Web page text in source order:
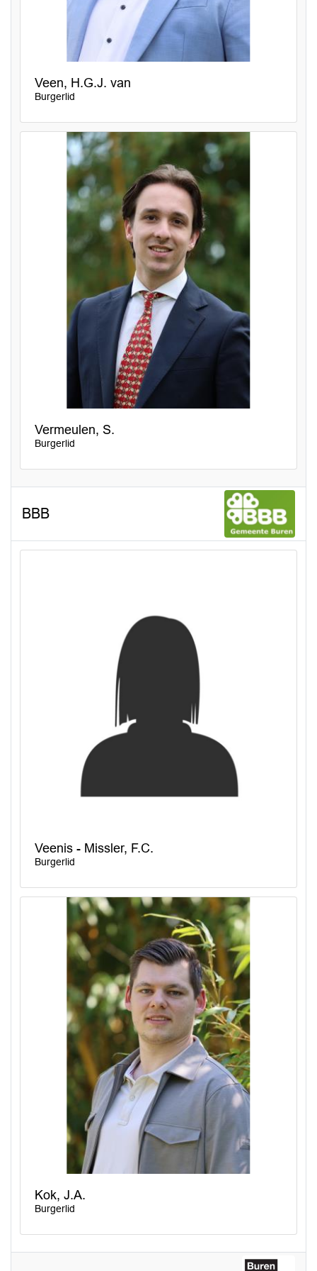
Veen, H.G.J. van
Burgerlid
Vermeulen, S.
Burgerlid
BBB
Veenis - Missler, F.C.
Burgerlid
Kok, J.A.
Burgerlid